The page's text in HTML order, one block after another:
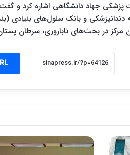
پزشکی جهاد دانشگاهی اشاره کرد و
دندانپزشکی و بانک سلول‌های
در بحث‌های ناباروری، سرطان